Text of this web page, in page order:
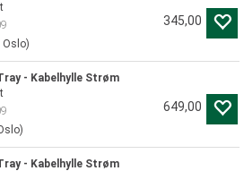
Oslo)
345,00
- Kabelhylle Strøm
649,00
- Kabelhylle Strøm